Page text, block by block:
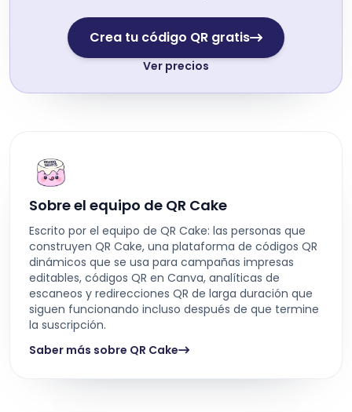
Crea tu código QR gratis
Ver precios
Sobre el equipo de QR Cake
Escrito por el equipo de QR Cake: las personas que
construyen QR Cake, una plataforma de códigos QR
dinámicos que se usa para campañas impresas
editables, códigos QR en Canva, analíticas de
escaneos y redirecciones QR de larga duración que
siguen funcionando incluso después de que termine
la suscripción.
Saber más sobre QR Cake